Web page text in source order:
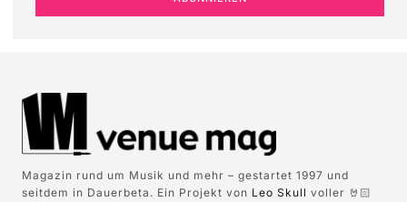
Magazin rund um Musik und mehr – gestartet 1997 und
seitdem in Dauerbeta. Ein Projekt von Leo Skull voller 🤘🏻